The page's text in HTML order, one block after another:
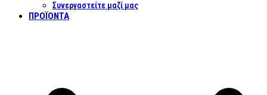
Συνεργαστείτε μαζί μας
ΠΡΟΪΌΝΤΑ